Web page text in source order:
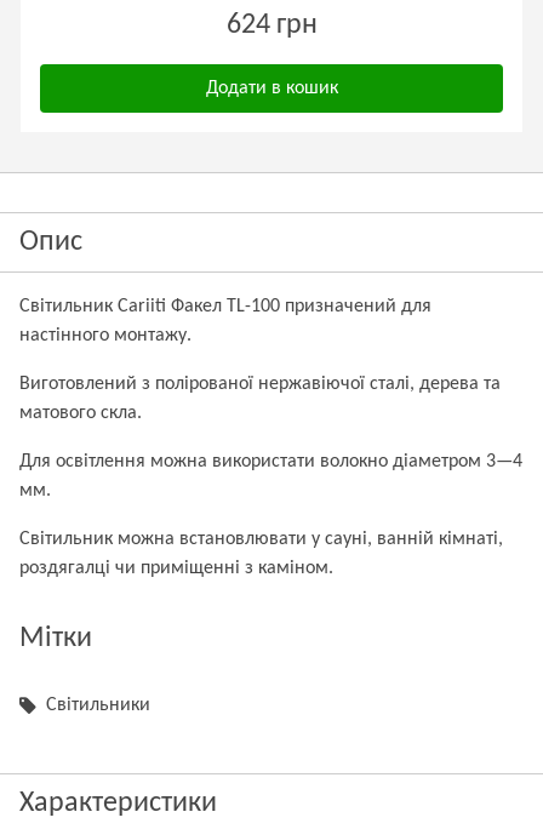
624 грн
Додати в кошик
Опис
Світильник Cariiti Факел TL-100 призначений для
настінного монтажу.
Виготовлений з полірованої нержавіючої сталі, дерева та
матового скла.
Для освітлення можна використати волокно діаметром 3—4
мм.
Світильник можна встановлювати у сауні, ванній кімнаті,
роздягалці чи приміщенні з каміном.
Мітки
Світильники
Характеристики